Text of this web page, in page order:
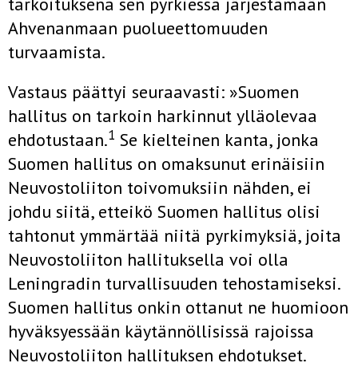
Ahvenanmaan puolueettomuuden
turvaamista.
Vastaus päättyi seuraavasti: »Suomen
hallitus on tarkoin harkinnut ylläolevaa
ehdotustaan.1 Se kielteinen kanta, jonka
Suomen hallitus on omaksunut erinäisiin
Neuvostoliiton toivomuksiin nähden, ei
johdu siitä, etteikö Suomen hallitus olisi
tahtonut ymmärtää niitä pyrkimyksiä, joita
Neuvostoliiton hallituksella voi olla
Leningradin turvallisuuden tehostamiseksi.
Suomen hallitus onkin ottanut ne huomioon
hyväksyessään käytännöllisissä rajoissa
Neuvostoliiton hallituksen ehdotukset.